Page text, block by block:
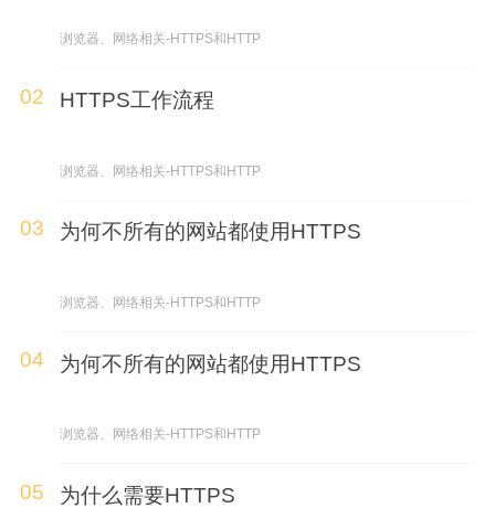
浏览器、网络相关-HTTPS和HTTP
02 HTTPS工作流程
浏览器、网络相关-HTTPS和HTTP
03 为何不所有的网站都使用HTTPS
浏览器、网络相关-HTTPS和HTTP
04 为何不所有的网站都使用HTTPS
浏览器、网络相关-HTTPS和HTTP
05 为什么需要HTTPS